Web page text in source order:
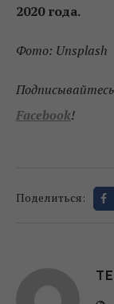
2020 года.
Фото: Unsplash
Facebook!
Поделиться: